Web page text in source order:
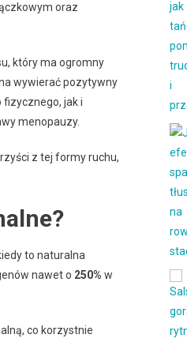
oraz
który ma ogromny
wywierać pozytywny
fizycznego, jak i
menopauzy.
z tej formy ruchu,
to naturalna
nawet o 250% w
co korzystnie